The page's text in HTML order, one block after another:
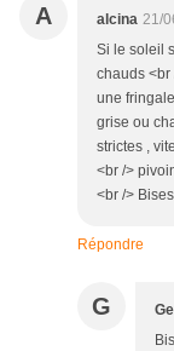
A alcina 21/
Si le soleil
chauds <br
une
grise ou
strictes ,
<br />
<br />
Répondre
G